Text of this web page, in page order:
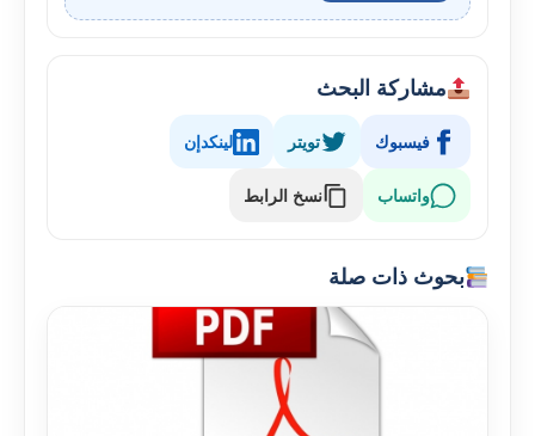
مشاركة البحث
فيسبوك تويتر لينكدإن
واتساب نسخ الرابط
بحوث ذات صلة